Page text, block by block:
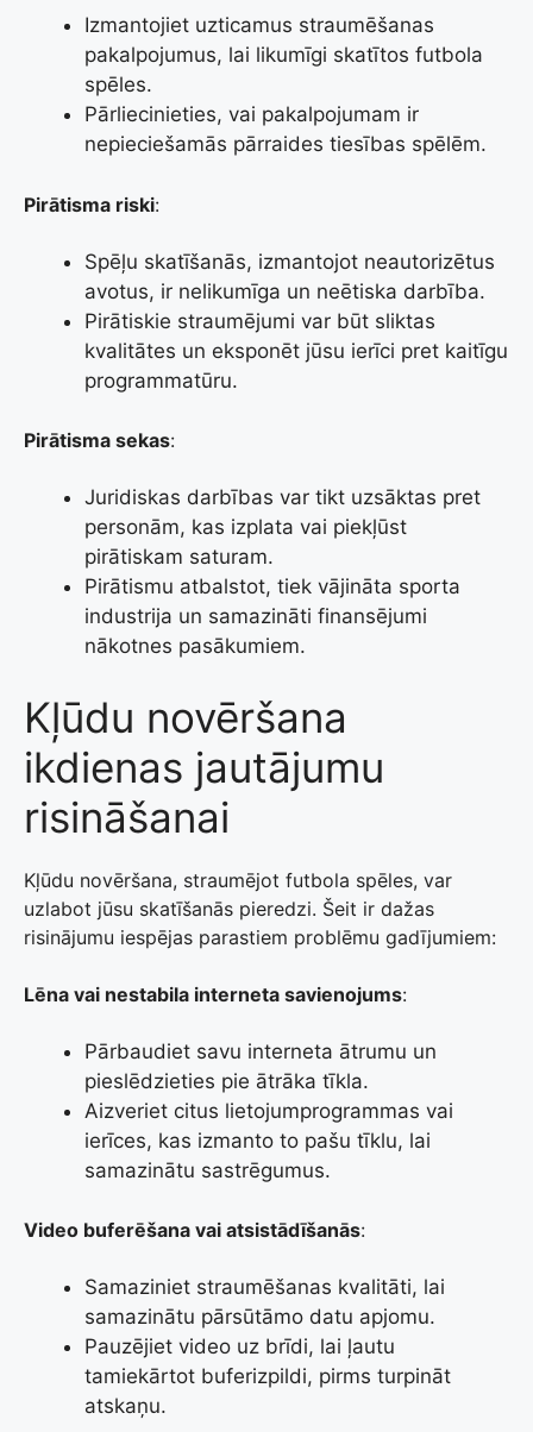
Izmantojiet uzticamus straumēšanas
pakalpojumus, lai likumīgi skatītos futbola
spēles.
Pārliecinieties, vai pakalpojumam ir
nepieciešamās pārraides tiesības spēlēm.
Pirātisma riski:
Spēļu skatīšanās, izmantojot neautorizētus
avotus, ir nelikumīga un neētiska darbība.
Pirātiskie straumējumi var būt sliktas
kvalitātes un eksponēt jūsu ierīci pret kaitīgu
programmatūru.
Pirātisma sekas:
Juridiskas darbības var tikt uzsāktas pret
personām, kas izplata vai piekļūst
pirātiskam saturam.
Pirātismu atbalstot, tiek vājināta sporta
industrija un samazināti finansējumi
nākotnes pasākumiem.
Kļūdu novēršana
ikdienas jautājumu
risināšanai
Kļūdu novēršana, straumējot futbola spēles, var
uzlabot jūsu skatīšanās pieredzi. Šeit ir dažas
risinājumu iespējas parastiem problēmu gadījumiem:
Lēna vai nestabila interneta savienojums:
Pārbaudiet savu interneta ātrumu un
pieslēdzieties pie ātrāka tīkla.
Aizveriet citus lietojumprogrammas vai
ierīces, kas izmanto to pašu tīklu, lai
samazinātu sastrēgumus.
Video buferēšana vai atsistādīšanās:
Samaziniet straumēšanas kvalitāti, lai
samazinātu pārsūtāmo datu apjomu.
Pauzējiet video uz brīdi, lai ļautu
tamiekārtot buferizpildi, pirms turpināt
atskaņu.